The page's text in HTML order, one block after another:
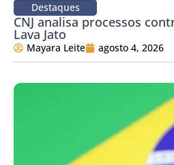
Destaques
CNJ analisa processos
Lava Jato
Mayara Leite agosto 4, 2026